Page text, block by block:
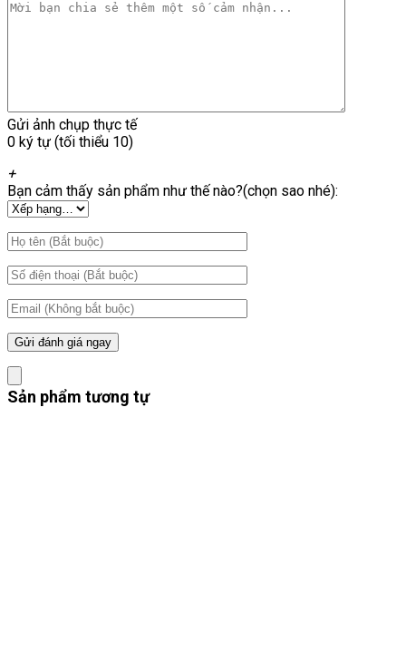
Gửi ảnh chụp thực tế
0 ký tự (tối thiểu 10)
+
Bạn cảm thấy sản phẩm như thế nào?(chọn sao nhé):
Sản phẩm tương tự